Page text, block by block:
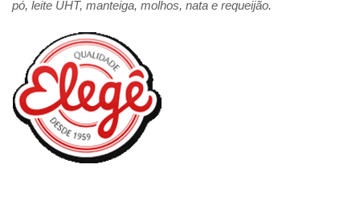
pó, leite UHT, manteiga, molhos, nata e requeijão.